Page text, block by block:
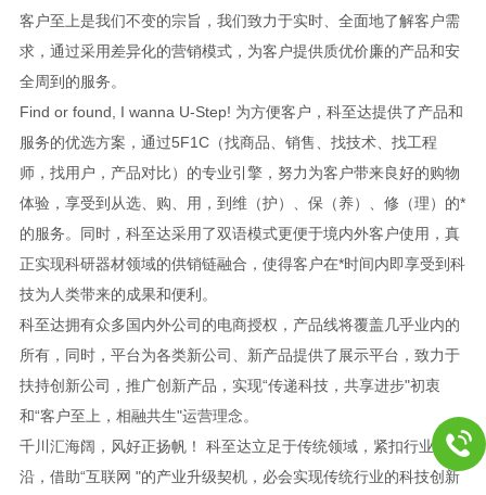
客户至上是我们不变的宗旨，我们致力于实时、全面地了解客户需
求，通过采用差异化的营销模式，为客户提供质优价廉的产品和安
全周到的服务。
Find or found, I wanna U-Step! 为方便客户，科至达提供了产品和
服务的优选方案，通过5F1C（找商品、销售、找技术、找工程
师，找用户，产品对比）的专业引擎，努力为客户带来良好的购物
体验，享受到从选、购、用，到维（护）、保（养）、修（理）的*
的服务。同时，科至达采用了双语模式更便于境内外客户使用，真
正实现科研器材领域的供销链融合，使得客户在*时间内即享受到科
技为人类带来的成果和便利。
科至达拥有众多国内外公司的电商授权，产品线将覆盖几乎业内的
所有，同时，平台为各类新公司、新产品提供了展示平台，致力于
扶持创新公司，推广创新产品，实现“传递科技，共享进步"初衷
和“客户至上，相融共生"运营理念。
千川汇海阔，风好正扬帆！ 科至达立足于传统领域，紧扣行业前
沿，借助“互联网 "的产业升级契机，必会实现传统行业的科技创新